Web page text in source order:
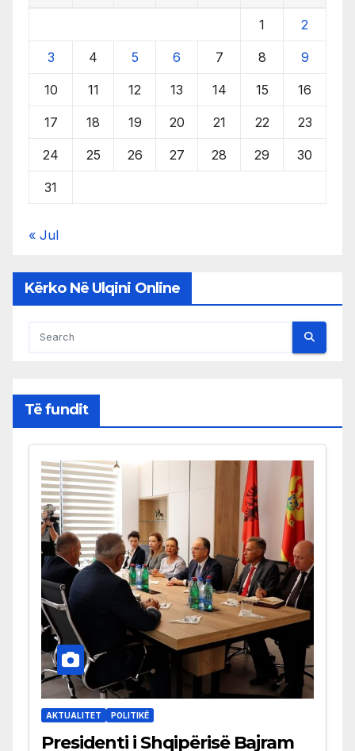
1 2
3 4 5 6 7 8 9
10 11 12 13 14 15 16
17 18 19 20 21 22 23
24 25 26 27 28 29 30
31
« Jul
Kërko Në Ulqini Online
Të fundit
AKTUALITET POLITIKË
Presidenti i Shqipërisë Bajram